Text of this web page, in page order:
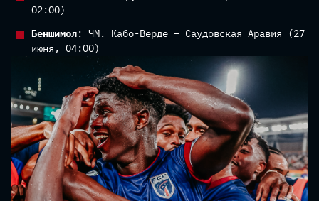
02:00)
Беншимол: ЧМ. Кабо-Верде – Саудовская Аравия (27
июня, 04:00)